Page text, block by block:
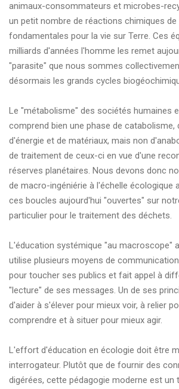
animaux-consommateurs et microbes-
un petit nombre de réactions chimiques de
fondamentales pour la vie sur Terre. Ces
milliards d'années l'homme les remet
"parasite" que nous sommes
désormais les grands cycles
Le "métabolisme" des sociétés humaines
comprend bien une phase de catabolisme,
d'énergie et de matériaux, mais non
de traitement de ceux-ci en vue d'une
réserves planétaires. Nous devons donc
de macro-ingéniérie à l'échelle écologique
ces boucles aujourd'hui "ouvertes" sur
particulier pour le traitement des déchets.
L'éducation systémique "au macroscope"
utilise plusieurs moyens de
pour toucher ses publics et fait appel à
"lecture" de ses messages. Un de ses
d'aider à s'élever pour mieux voir, à relier
comprendre et à situer pour mieux agir.
L'effort d'éducation en écologie doit être
interrogateur. Plutôt que de fournir des
digérées, cette pédagogie moderne est un